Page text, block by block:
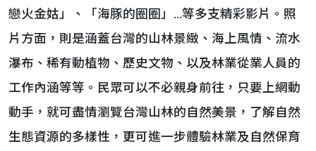
戀火金姑」、「海豚的圈圈」…等多支精彩影片。照
片方面，則是涵蓋台灣的山林景緻、海上風情、流水
瀑布、稀有動植物、歷史文物、以及林業從業人員的
工作內涵等等。民眾可以不必親身前往，只要上網動
動手，就可盡情瀏覽台灣山林的自然美景，了解自然
生態資源的多樣性，更可進一步體驗林業及自然保育